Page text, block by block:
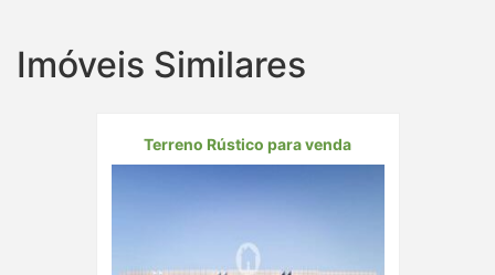
Imóveis Similares
Terreno Rústico para venda